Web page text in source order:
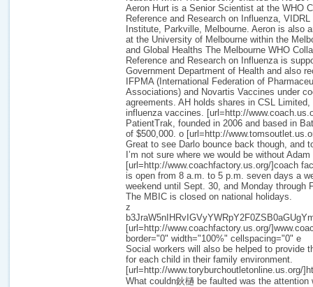
Aeron Hurt is a Senior Scientist at the WHO
Reference and Research on Influenza,
Institute, Parkville, Melbourne. Aeron is also
at the University of Melbourne within the
and Global Healths The Melbourne WHO
Reference and Research on Influenza is
Government Department of Health and also
IFPMA (International Federation of
Associations) and Novartis Vaccines under
agreements. AH holds shares in CSL
influenza vaccines. [url=http://
PatientTrak, founded in 2006 and based in
of $500,000. o [url=http://
Great to see Darlo bounce back though, and
I’m not sure where we would be without
[url=http://www.coachfactory.us.org/]coach
is open from 8 a.m. to 5 p.m. seven days a
weekend until Sept. 30, and Monday through
The MBIC is closed on national holidays.
z
[url=http://www.coachfactory.us.org/
border="0" width="100%" cellspacing="0" e
Social workers will also be helped to provide
for each child in their family environment.
[url=http://www.toryburchoutletonline.us.org/
What couldn鈥檛 be faulted was the attention